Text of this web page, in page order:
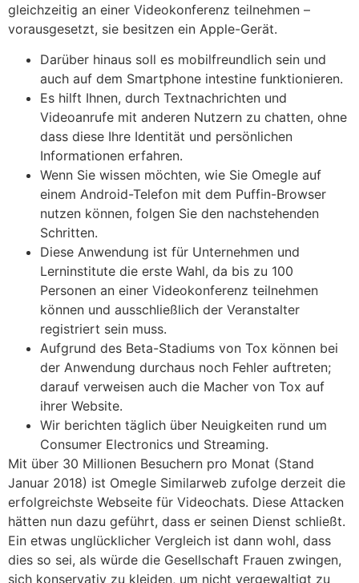
gleichzeitig an einer Videokonferenz teilnehmen –
vorausgesetzt, sie besitzen ein Apple-Gerät.
Darüber hinaus soll es mobilfreundlich sein und
auch auf dem Smartphone intestine funktionieren.
Es hilft Ihnen, durch Textnachrichten und
Videoanrufe mit anderen Nutzern zu chatten, ohne
dass diese Ihre Identität und persönlichen
Informationen erfahren.
Wenn Sie wissen möchten, wie Sie Omegle auf
einem Android-Telefon mit dem Puffin-Browser
nutzen können, folgen Sie den nachstehenden
Schritten.
Diese Anwendung ist für Unternehmen und
Lerninstitute die erste Wahl, da bis zu 100
Personen an einer Videokonferenz teilnehmen
können und ausschließlich der Veranstalter
registriert sein muss.
Aufgrund des Beta-Stadiums von Tox können bei
der Anwendung durchaus noch Fehler auftreten;
darauf verweisen auch die Macher von Tox auf
ihrer Website.
Wir berichten täglich über Neuigkeiten rund um
Consumer Electronics und Streaming.
Mit über 30 Millionen Besuchern pro Monat (Stand
Januar 2018) ist Omegle Similarweb zufolge derzeit die
erfolgreichste Webseite für Videochats. Diese Attacken
hätten nun dazu geführt, dass er seinen Dienst schließt.
Ein etwas unglücklicher Vergleich ist dann wohl, dass
dies so sei, als würde die Gesellschaft Frauen zwingen,
sich konservativ zu kleiden, um nicht vergewaltigt zu